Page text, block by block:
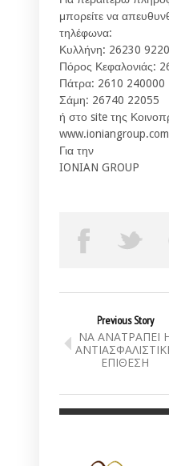
μπορείτε να
τηλέφωνα:
Κυλλήνη: 26230
Πόρος Κεφαλονιάς:
Πάτρα: 2610 240000
Σάμη: 26740 22055
ή στο site της
Για την
IONIAN GROUP
Previous Story
ΝΑ ΑΝΑΤΡΑΠΕΙ
ΕΠΙΘΕΣΗ